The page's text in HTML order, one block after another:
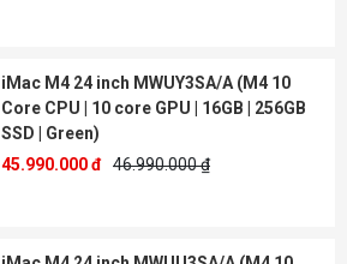
iMac M4 24 inch MWUY3SA/A (M4 10
Core CPU | 10 core GPU | 16GB | 256GB
SSD | Green)
45.990.000 đ 46.990.000 ₫